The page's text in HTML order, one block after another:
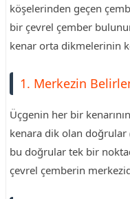
köşelerinden geçen
bir çevrel çember
kenar orta dikmelerinin
1. Merkezin
Üçgenin her bir
kenara dik olan
bu doğrular tek bir
çevrel çemberin